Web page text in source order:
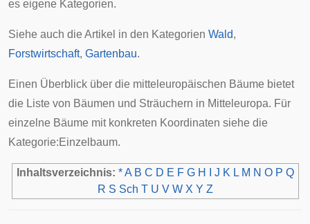
es eigene Kategorien.
Siehe auch die Artikel in den Kategorien Wald,
Forstwirtschaft, Gartenbau.
Einen Überblick über die mitteleuropäischen Bäume bietet
die Liste von Bäumen und Sträuchern in Mitteleuropa. Für
einzelne Bäume mit konkreten Koordinaten siehe die
Kategorie:Einzelbaum.
Inhaltsverzeichnis: * A B C D E F G H J K L M N O P Q
R S Sch T U V W X Y Z